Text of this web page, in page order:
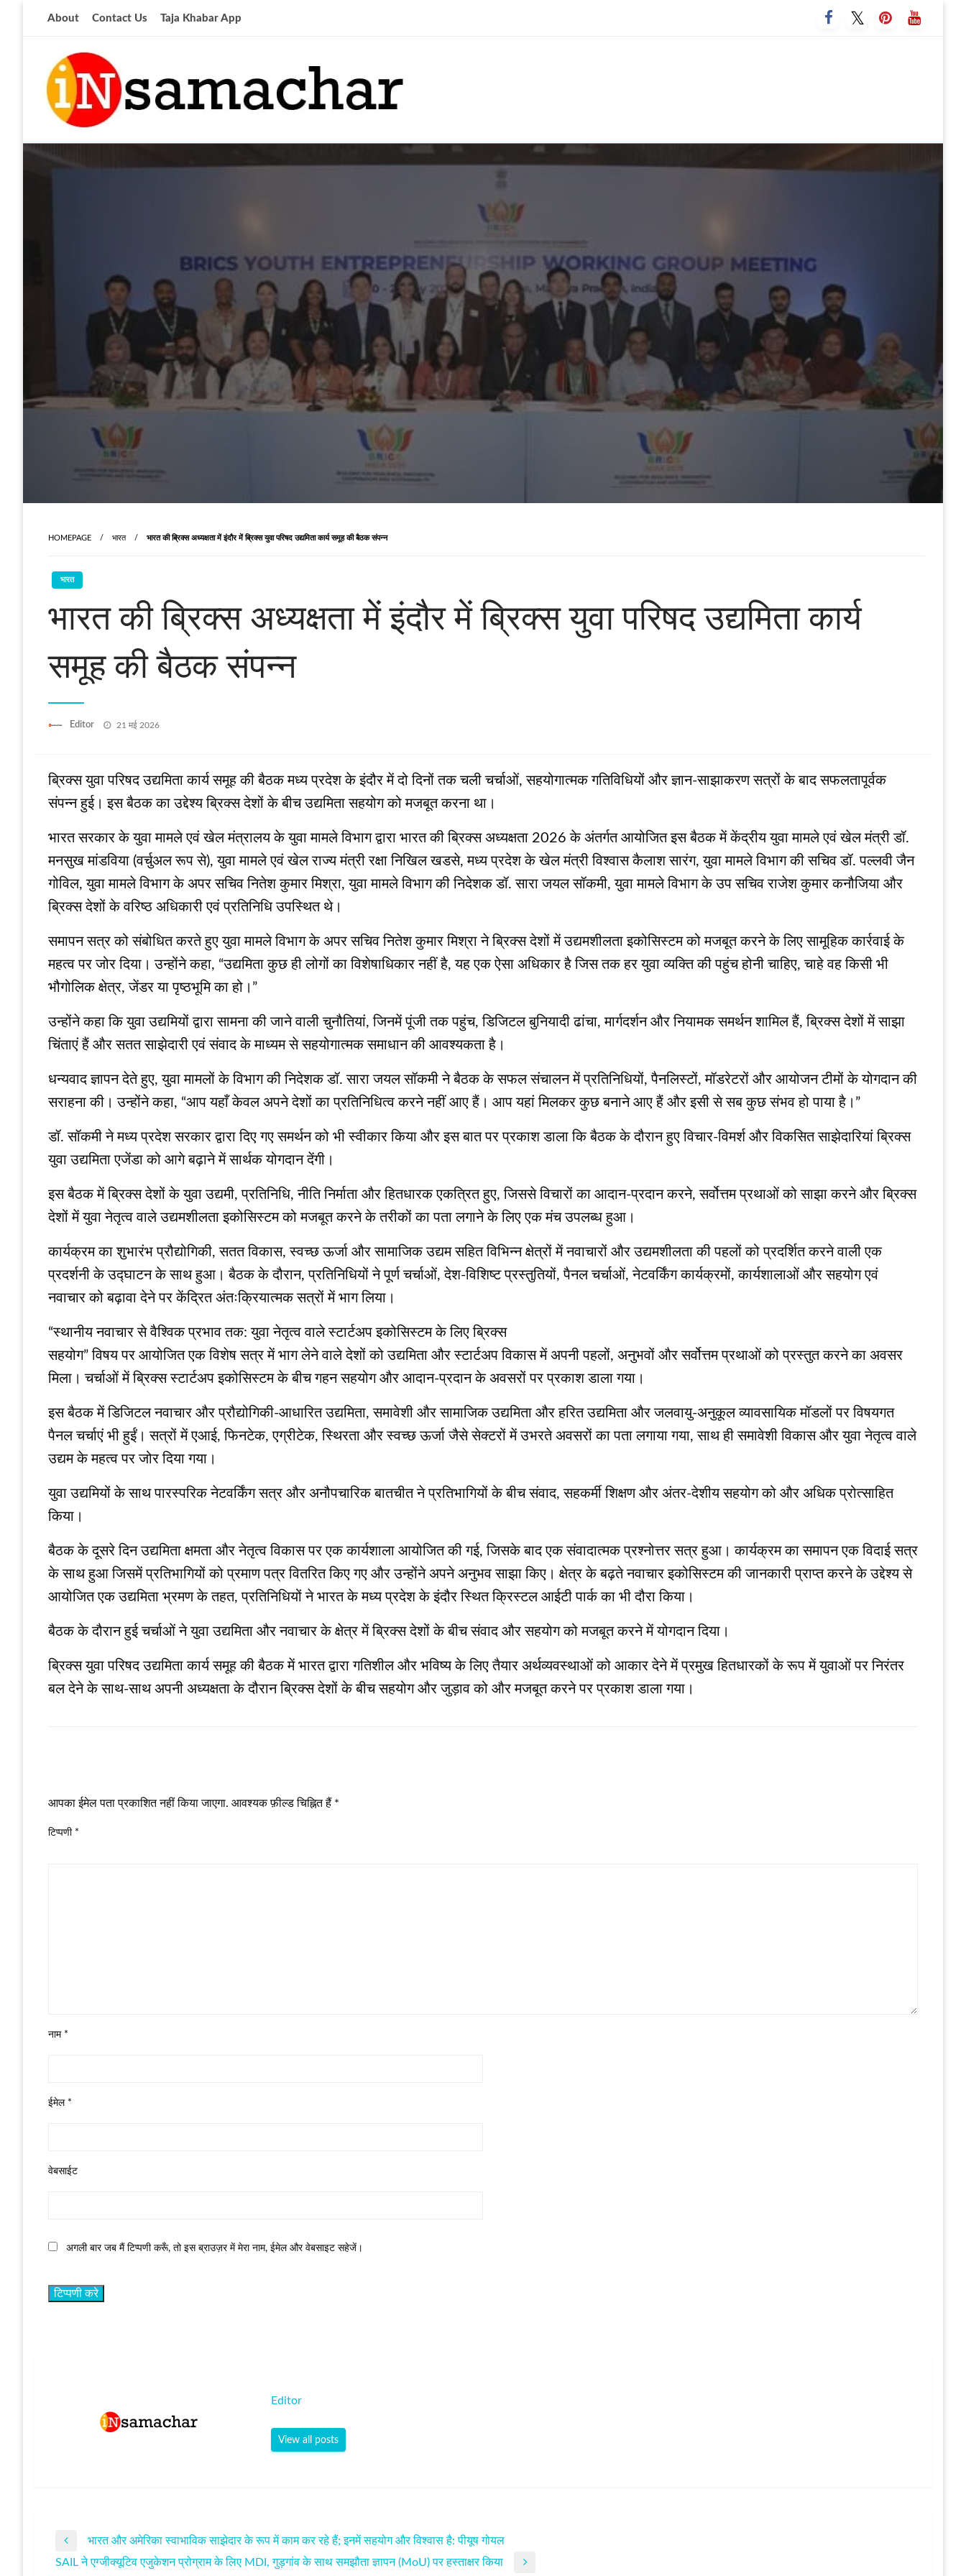
About Contact Us Taja Khabar App
insamachar
आज की ताजा खबर
HOMEPAGE भारत भारत की ब्रिक्स अध्यक्षता में इंदौर में ब्रिक्स युवा परिषद उद्यमिता कार्य समूह की बैठक संपन्न
भारत
भारत की ब्रिक्स अध्यक्षता में इंदौर में ब्रिक्स युवा परिषद उद्यमिता कार्य
समूह की बैठक संपन्न
Editor
Posted
21 मई 2026
ब्रिक्स युवा परिषद उद्यमिता कार्य समूह की बैठक मध्य प्रदेश के इंदौर में दो दिनों तक चली चर्चाओं, सहयोगात्मक गतिविधियों और ज्ञान-साझाकरण सत्रों के बाद सफलतापूर्वक
संपन्न हुई। इस बैठक का उद्देश्य ब्रिक्स देशों के बीच उद्यमिता सहयोग को मजबूत करना था।
भारत सरकार के युवा मामले एवं खेल मंत्रालय के युवा मामले विभाग द्वारा भारत की ब्रिक्स अध्यक्षता 2026 के अंतर्गत आयोजित इस बैठक में केंद्रीय युवा मामले एवं खेल मंत्री डॉ.
मनसुख मांडविया (वर्चुअल रूप से), युवा मामले एवं खेल राज्य मंत्री रक्षा निखिल खडसे, मध्य प्रदेश के खेल मंत्री विश्वास कैलाश सारंग, युवा मामले विभाग की सचिव डॉ. पल्लवी जैन
गोविल, युवा मामले विभाग के अपर सचिव नितेश कुमार मिश्रा, युवा मामले विभाग की निदेशक डॉ. सारा जयल सॉकमी, युवा मामले विभाग के उप सचिव राजेश कुमार कनौजिया और
ब्रिक्स देशों के वरिष्ठ अधिकारी एवं प्रतिनिधि उपस्थित थे।
समापन सत्र को संबोधित करते हुए युवा मामले विभाग के अपर सचिव नितेश कुमार मिश्रा ने ब्रिक्स देशों में उद्यमशीलता इकोसिस्टम को मजबूत करने के लिए सामूहिक कार्रवाई के
महत्व पर जोर दिया। उन्होंने कहा, “उद्यमिता कुछ ही लोगों का विशेषाधिकार नहीं है, यह एक ऐसा अधिकार है जिस तक हर युवा व्यक्ति की पहुंच होनी चाहिए, चाहे वह किसी भी
भौगोलिक क्षेत्र, जेंडर या पृष्ठभूमि का हो।”
उन्होंने कहा कि युवा उद्यमियों द्वारा सामना की जाने वाली चुनौतियां, जिनमें पूंजी तक पहुंच, डिजिटल बुनियादी ढांचा, मार्गदर्शन और नियामक समर्थन शामिल हैं, ब्रिक्स देशों में साझा
चिंताएं हैं और सतत साझेदारी एवं संवाद के माध्यम से सहयोगात्मक समाधान की आवश्यकता है।
धन्यवाद ज्ञापन देते हुए, युवा मामलों के विभाग की निदेशक डॉ. सारा जयल सॉकमी ने बैठक के सफल संचालन में प्रतिनिधियों, पैनलिस्टों, मॉडरेटरों और आयोजन टीमों के योगदान की
सराहना की। उन्होंने कहा, “आप यहाँ केवल अपने देशों का प्रतिनिधित्व करने नहीं आए हैं। आप यहां मिलकर कुछ बनाने आए हैं और इसी से सब कुछ संभव हो पाया है।”
डॉ. सॉकमी ने मध्य प्रदेश सरकार द्वारा दिए गए समर्थन को भी स्वीकार किया और इस बात पर प्रकाश डाला कि बैठक के दौरान हुए विचार-विमर्श और विकसित साझेदारियां ब्रिक्स
युवा उद्यमिता एजेंडा को आगे बढ़ाने में सार्थक योगदान देंगी।
इस बैठक में ब्रिक्स देशों के युवा उद्यमी, प्रतिनिधि, नीति निर्माता और हितधारक एकत्रित हुए, जिससे विचारों का आदान-प्रदान करने, सर्वोत्तम प्रथाओं को साझा करने और ब्रिक्स
देशों में युवा नेतृत्व वाले उद्यमशीलता इकोसिस्टम को मजबूत करने के तरीकों का पता लगाने के लिए एक मंच उपलब्ध हुआ।
कार्यक्रम का शुभारंभ प्रौद्योगिकी, सतत विकास, स्वच्छ ऊर्जा और सामाजिक उद्यम सहित विभिन्न क्षेत्रों में नवाचारों और उद्यमशीलता की पहलों को प्रदर्शित करने वाली एक
प्रदर्शनी के उद्घाटन के साथ हुआ। बैठक के दौरान, प्रतिनिधियों ने पूर्ण चर्चाओं, देश-विशिष्ट प्रस्तुतियों, पैनल चर्चाओं, नेटवर्किंग कार्यक्रमों, कार्यशालाओं और सहयोग एवं
नवाचार को बढ़ावा देने पर केंद्रित अंतःक्रियात्मक सत्रों में भाग लिया।
“स्थानीय नवाचार से वैश्विक प्रभाव तक: युवा नेतृत्व वाले स्टार्टअप इकोसिस्टम के लिए ब्रिक्स
सहयोग” विषय पर आयोजित एक विशेष सत्र में भाग लेने वाले देशों को उद्यमिता और स्टार्टअप विकास में अपनी पहलों, अनुभवों और सर्वोत्तम प्रथाओं को प्रस्तुत करने का अवसर
मिला। चर्चाओं में ब्रिक्स स्टार्टअप इकोसिस्टम के बीच गहन सहयोग और आदान-प्रदान के अवसरों पर प्रकाश डाला गया।
इस बैठक में डिजिटल नवाचार और प्रौद्योगिकी-आधारित उद्यमिता, समावेशी और सामाजिक उद्यमिता और हरित उद्यमिता और जलवायु-अनुकूल व्यावसायिक मॉडलों पर विषयगत
पैनल चर्चाएं भी हुईं। सत्रों में एआई, फिनटेक, एग्रीटेक, स्थिरता और स्वच्छ ऊर्जा जैसे सेक्टरों में उभरते अवसरों का पता लगाया गया, साथ ही समावेशी विकास और युवा नेतृत्व वाले
उद्यम के महत्व पर जोर दिया गया।
युवा उद्यमियों के साथ पारस्परिक नेटवर्किंग सत्र और अनौपचारिक बातचीत ने प्रतिभागियों के बीच संवाद, सहकर्मी शिक्षण और अंतर-देशीय सहयोग को और अधिक प्रोत्साहित
किया।
बैठक के दूसरे दिन उद्यमिता क्षमता और नेतृत्व विकास पर एक कार्यशाला आयोजित की गई, जिसके बाद एक संवादात्मक प्रश्नोत्तर सत्र हुआ। कार्यक्रम का समापन एक विदाई सत्र
के साथ हुआ जिसमें प्रतिभागियों को प्रमाण पत्र वितरित किए गए और उन्होंने अपने अनुभव साझा किए। क्षेत्र के बढ़ते नवाचार इकोसिस्टम की जानकारी प्राप्त करने के उद्देश्य से
आयोजित एक उद्यमिता भ्रमण के तहत, प्रतिनिधियों ने भारत के मध्य प्रदेश के इंदौर स्थित क्रिस्टल आईटी पार्क का भी दौरा किया।
बैठक के दौरान हुई चर्चाओं ने युवा उद्यमिता और नवाचार के क्षेत्र में ब्रिक्स देशों के बीच संवाद और सहयोग को मजबूत करने में योगदान दिया।
ब्रिक्स युवा परिषद उद्यमिता कार्य समूह की बैठक में भारत द्वारा गतिशील और भविष्य के लिए तैयार अर्थव्यवस्थाओं को आकार देने में प्रमुख हितधारकों के रूप में युवाओं पर निरंतर
बल देने के साथ-साथ अपनी अध्यक्षता के दौरान ब्रिक्स देशों के बीच सहयोग और जुड़ाव को और मजबूत करने पर प्रकाश डाला गया।
आपका ईमेल पता प्रकाशित नहीं किया जाएगा. आवश्यक फ़ील्ड चिह्नित हैं *
टिप्पणी *
नाम *
ईमेल *
वेबसाईट
अगली बार जब मैं टिप्पणी करूँ, तो इस ब्राउज़र में मेरा नाम, ईमेल और वेबसाइट सहेजें।
Editor
View all posts
पोस्ट
Previous
Post
भारत और अमेरिका स्वाभाविक साझेदार के रूप में काम कर रहे हैं; इनमें सहयोग और विश्वास है: पीयूष गोयल
Next
SAIL ने एग्जीक्यूटिव एजुकेशन प्रोग्राम के लिए MDI, गुड़गांव के साथ समझौता ज्ञापन (MoU) पर हस्ताक्षर किया